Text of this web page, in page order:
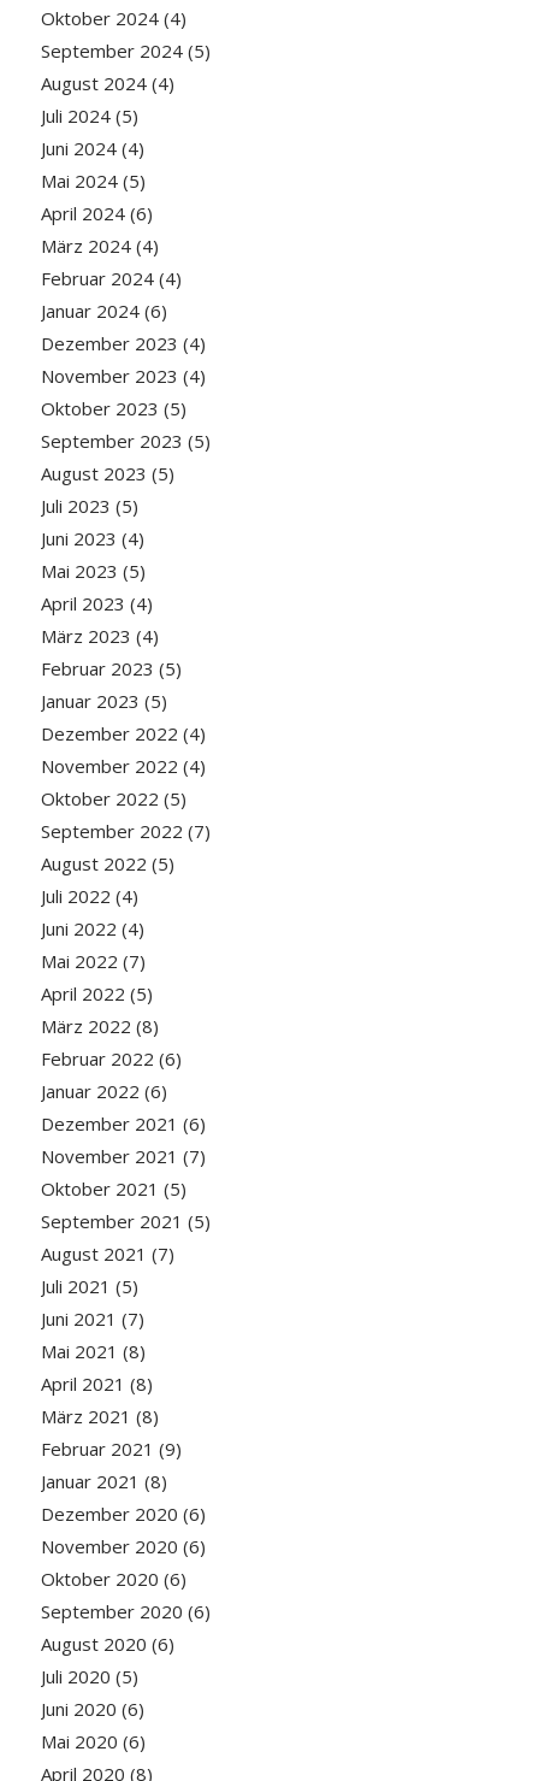
Oktober 2024(4)
September 2024(5)
August 2024(4)
Juli 2024(5)
Juni 2024(4)
Mai 2024(5)
April 2024(6)
März 2024(4)
Februar 2024(4)
Januar 2024(6)
Dezember 2023 (4)
November 2023 (4)
Oktober 2023 (5)
September 2023 (5)
August 2023 (5)
Juli 2023 (5)
Juni 2023 (4)
Mai 2023 (5)
April 2023 (4)
März 2023 (4)
Februar 2023 (5)
Januar 2023 (5)
Dezember 2022 (4)
November 2022 (4)
Oktober 2022 (5)
September 2022 (7)
August 2022 (5)
Juli 2022 (4)
Juni 2022 (4)
Mai 2022 (7)
April 2022 (5)
März 2022 (8)
Februar 2022 (6)
Januar 2022 (6)
Dezember 2021 (6)
November 2021 (7)
Oktober 2021 (5)
September 2021 (5)
August 2021 (7)
Juli 2021 (5)
Juni 2021 (7)
Mai 2021 (8)
April 2021 (8)
März 2021 (8)
Februar 2021 (9)
Januar 2021 (8)
Dezember 2020 (6)
November 2020 (6)
Oktober 2020 (6)
September 2020 (6)
August 2020 (6)
Juli 2020 (5)
Juni 2020 (6)
Mai 2020 (6)
April 2020 (8)